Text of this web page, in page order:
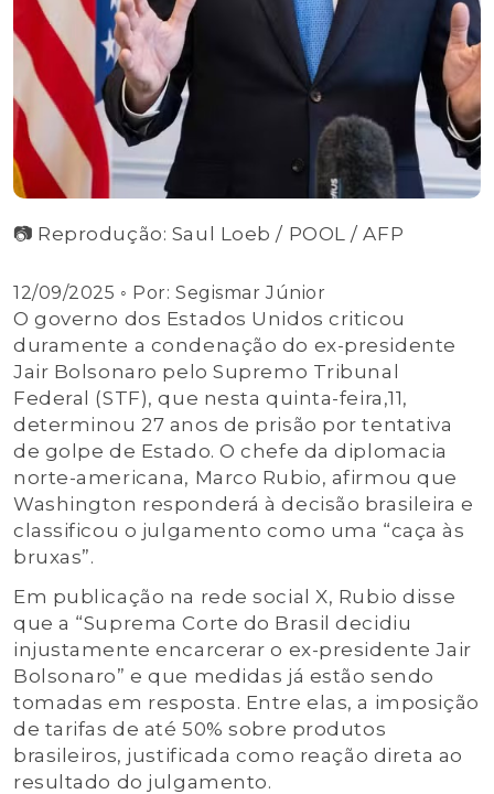
📷 Reprodução: Saul Loeb / POOL / AFP
12/09/2025 ◦ Por:Segismar Júnior
O governo dos Estados Unidos criticou
duramente a condenação do ex-presidente
Jair Bolsonaro pelo Supremo Tribunal
Federal (STF), que nesta quinta-feira,11,
determinou 27 anos de prisão por tentativa
de golpe de Estado. O chefe da diplomacia
norte-americana, Marco Rubio, afirmou que
Washington responderá à decisão brasileira e
classificou o julgamento como uma “caça às
bruxas”.
Em publicação na rede social X, Rubio disse
que a “Suprema Corte do Brasil decidiu
injustamente encarcerar o ex-presidente Jair
Bolsonaro” e que medidas já estão sendo
tomadas em resposta. Entre elas, a imposição
de tarifas de até 50% sobre produtos
brasileiros, justificada como reação direta ao
resultado do julgamento.